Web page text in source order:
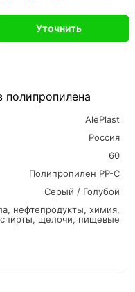
AlePlast
Россия
60
Полипропилен PP-C
Серый / Голубой
нефтепродукты, химия,
спирты, щелочи, пищевые
Уточнить